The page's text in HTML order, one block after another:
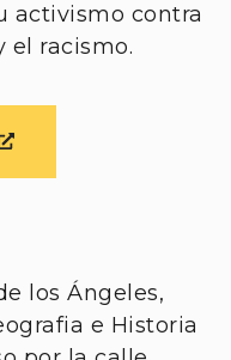
activismo contra
el racismo.
los Ángeles,
e Historia